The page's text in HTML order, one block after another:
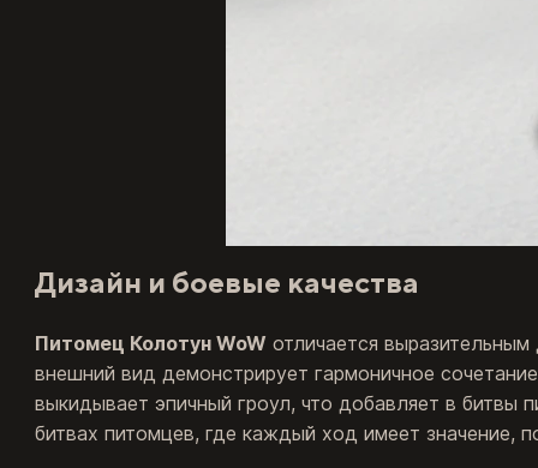
Дизайн и боевые качества
Питомец Колотун WoW отличается
внешний вид демонстрирует гармоничное
выкидывает эпичный гроул, что добавляет в битвы
битвах питомцев, где каждый ход имеет значение,